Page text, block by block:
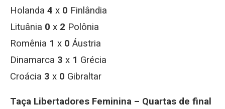
Holanda 4 x 0 Finlândia
Lituânia 0 x 2 Polônia
Romênia 1 x 0 Áustria
Dinamarca 3 x 1 Grécia
Croácia 3 x 0 Gibraltar
Taça Libertadores Feminina – Quartas de final